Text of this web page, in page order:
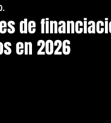
de
en 2026